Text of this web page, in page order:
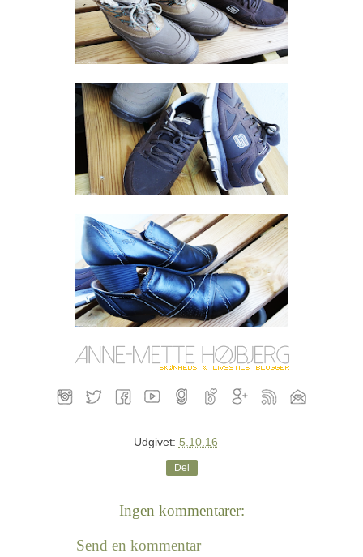
Udgivet: 5.10.16
Del
Ingen kommentarer:
Send en kommentar